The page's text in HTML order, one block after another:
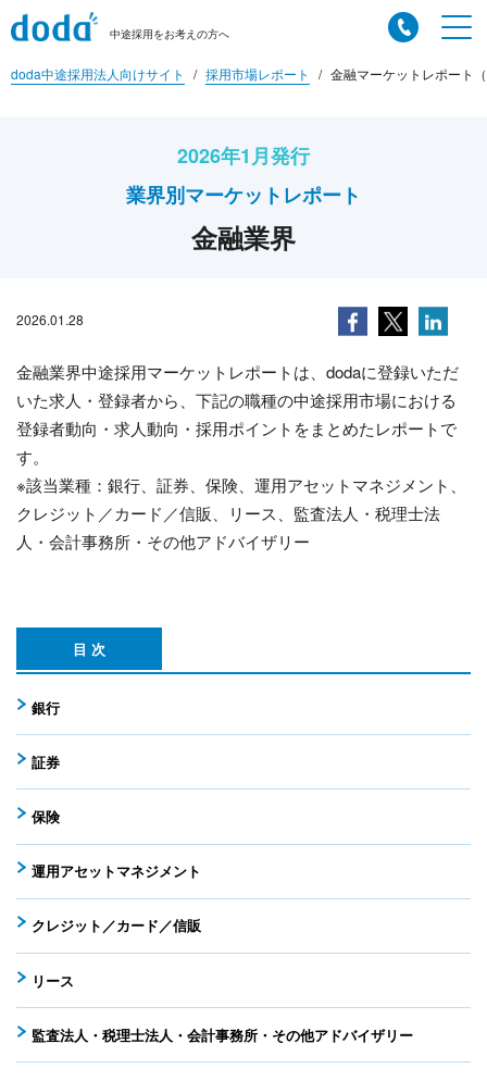
中途採用をお考えの方へ
doda中途採用法人向けサイト 採用市場レポート 金融マーケットレポート
2026年1月発行
業界別マーケットレポート
金融業界
2026.01.28
金融業界中途採用マーケットレポートは、dodaに登録いただ
いた求人・登録者から、下記の職種の中途採用市場における
登録者動向・求人動向・採用ポイントをまとめたレポートで
す。
※該当業種：銀行、証券、保険、運用アセットマネジメント、
クレジット／カード／信販、リース、監査法人・税理士法
人・会計事務所・その他アドバイザリー
目 次
銀行
証券
保険
運用アセットマネジメント
クレジット／カード／信販
リース
監査法人・税理士法人・会計事務所・その他アドバイザリー